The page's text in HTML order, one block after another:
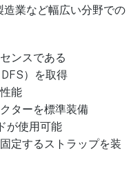
業など幅広い分野での
ンスである
）を取得
能
ターを標準装備
が使用可能
定するストラップを装